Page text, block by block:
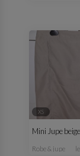
XS
Mini Jupe
robe & jupe